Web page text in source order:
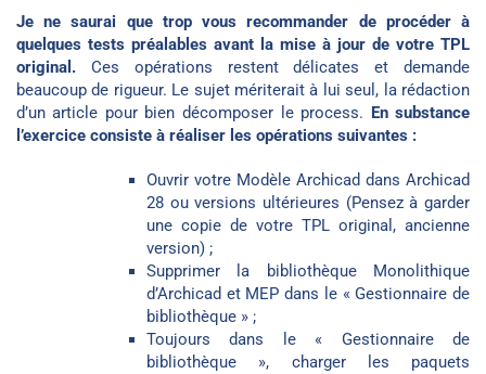
Je ne saurai que trop vous recommander de procéder à
quelques tests préalables avant la mise à jour de votre TPL
original. Ces opérations restent délicates et demande
beaucoup de rigueur. Le sujet mériterait à lui seul, la rédaction
d’un article pour bien décomposer le process. En substance
l’exercice consiste à réaliser les opérations suivantes :
Ouvrir votre Modèle Archicad dans Archicad
28 ou versions ultérieures (Pensez à garder
une copie de votre TPL original, ancienne
version) ;
Supprimer la bibliothèque Monolithique
d’Archicad et MEP dans le « Gestionnaire de
bibliothèque » ;
Toujours dans le « Gestionnaire de
bibliothèque », charger les paquets